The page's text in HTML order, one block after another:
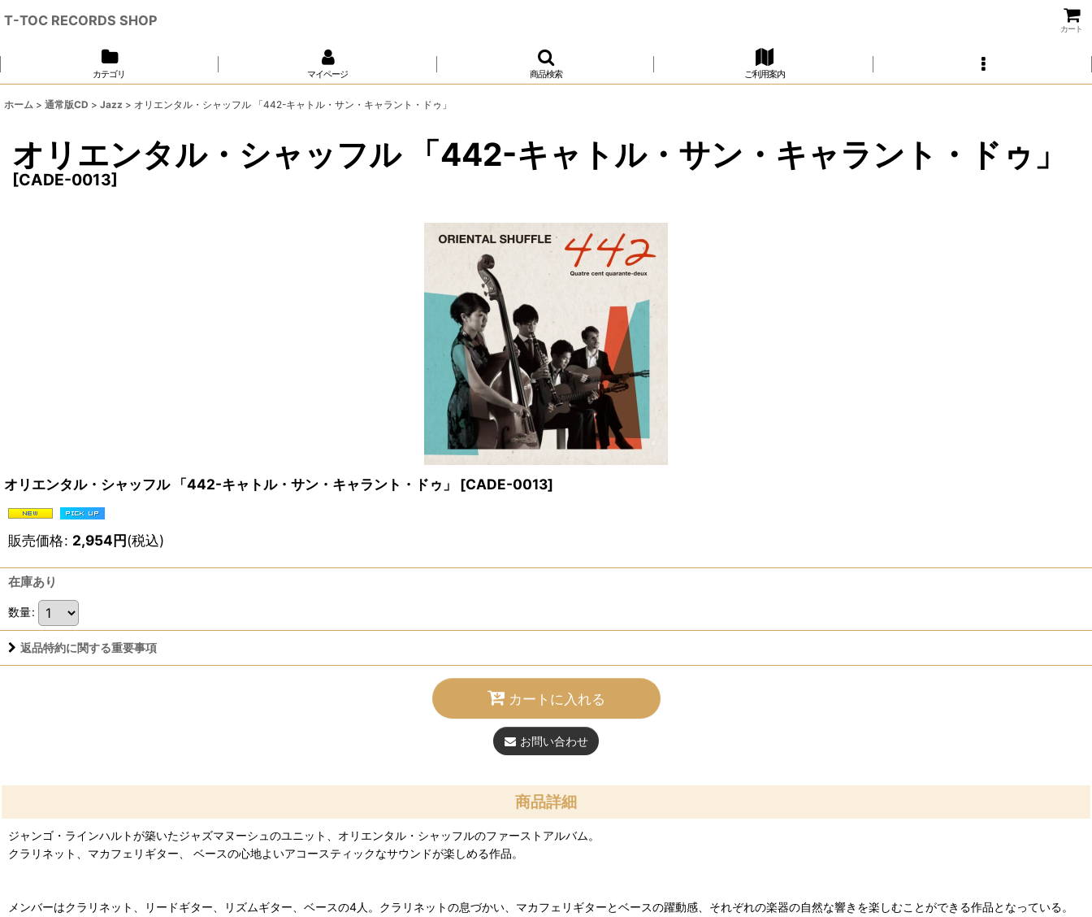
T-TOC RECORDS SHOP
カート
カテゴリ マイページ 商品検索 ご利用案内
ホーム > 通常版CD > Jazz > オリエンタル・シャッフル 「442-キャトル・サン・キャラント・ドゥ」
オリエンタル・シャッフル 「442-キャトル・サン・キャラント・ドゥ」
[CADE-0013]
オリエンタル・シャッフル 「442-キャトル・サン・キャラント・ドゥ」 [CADE-0013]
販売価格: 2,954円(税込)
在庫あり
数量:
返品特約に関する重要事項
カートに入れる
お問い合わせ
商品詳細
ジャンゴ・ラインハルトが築いたジャズマヌーシュのユニット、オリエンタル・シャッフルのファーストアルバム。
クラリネット、マカフェリギター、 ベースの心地よいアコースティックなサウンドが楽しめる作品。
メンバーはクラリネット、リードギター、リズムギター、ベースの4人。クラリネットの息づかい、マカフェリギターとベースの躍動感、それぞれの楽器の自然な響きを楽しむことができる作品となっている。